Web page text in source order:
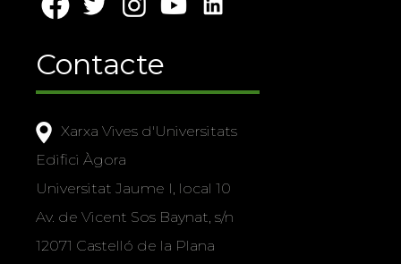
Contacte
Xarxa Vives d'Universitats
Edifici Àgora
Universitat Jaume I, local 10
Av. de Vicent Sos Baynat, s/n
12071 Castelló de la Plana